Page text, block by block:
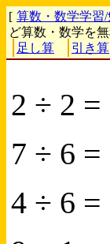
[ 算数・数学学習/
ど算数・数学を
足し算
引き算
2 ÷ 2 =
7 ÷ 6 =
4 ÷ 6 =